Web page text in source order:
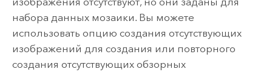
набора данных мозаики. Вы можете
использовать опцию создания отсутствующих
изображений для создания или повторного
создания отсутствующих обзорных